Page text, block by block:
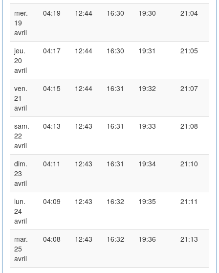
mer.
19
avril
04:19 12:44 16:30 19:30 21:04
jeu.
20
avril
04:17 12:44 16:30 19:31 21:05
ven.
21
avril
04:15 12:44 16:31 19:32 21:07
sam.
22
avril
04:13 12:43 16:31 19:33 21:08
dim.
23
avril
04:11 12:43 16:31 19:34 21:10
lun.
24
avril
04:09 12:43 16:32 19:35 21:11
mar.
25
avril
04:08 12:43 16:32 19:36 21:13